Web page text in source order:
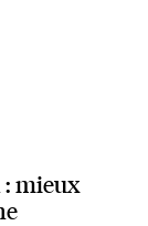
: mieux